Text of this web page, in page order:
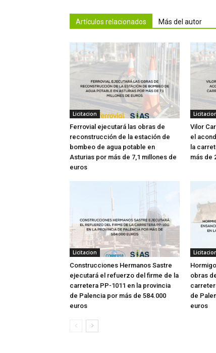
Artículos relacionados Más del autor
Licitacion
Ferrovial ejecutará las obras de
reconstrucción de la estación de
bombeo de agua potable en
Asturias por más de 7,1 millones de
euros
Vilor
el
la
más de
Licitacion
Construcciones Hermanos Sastre
ejecutará el refuerzo del firme de la
carretera PP-1011 en la provincia
de Palencia por más de 584.000
euros
obras
de
euros